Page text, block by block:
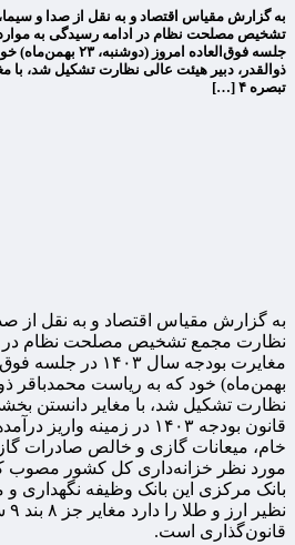
به گزارش مقیاس اقتصاد و به نقل از صدا و
جلسه فوق‌العاده امروز
ذوالقدر، دبیر هیئت عالی نظارت تشکیل شد، با
تبصره ۴ […]
به گزارش مقیاس اقتصاد و به نقل از
نظارت مجمع تشخیص مصلحت نظام در
بهمن‌ماه) خود که به ریاست محمدباقر
قانون بودجه ۱۴۰۳ در
خام، میعانات گازی و خالص صادرات
مورد نظر خزانه‌داری کل کشور مصوب
بانک مرکزی این بانک وظیفه نگهداری
قانون‌گذاری است.